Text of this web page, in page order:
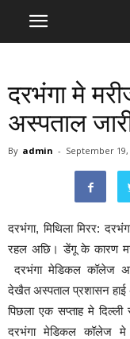
दरभंगा मे
अस्पताल
By admin - September 19,
दरभंगा, मिथिला मिरर:
रहल अछि। डेंगू के कारण
दरभंगा मेडिकल कॉलेज
देखैत अस्पताल प्रशासन
पिछला एक सप्ताह मे
दरभंगा मेडिकल कॉलेज